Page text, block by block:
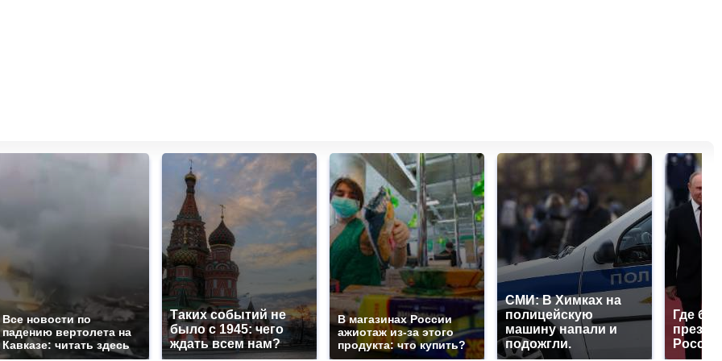
Все новости по
падению вертолета на
Кавказе: читать здесь
Таких событий не
было с 1945: чего
ждать всем нам?
В магазинах России
ажиотаж из-за этого
продукта: что купить?
СМИ: В Химках на
полицейскую
машину напали и
подожгли.
Где